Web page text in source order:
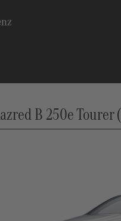
B 250e Tourer